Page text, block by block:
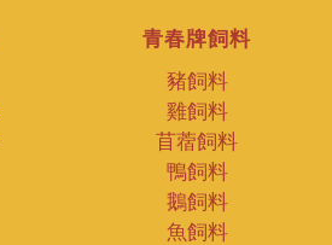
青春牌飼料
豬飼料
雞飼料
苜蓿飼料
鴨飼料
鵝飼料
魚飼料